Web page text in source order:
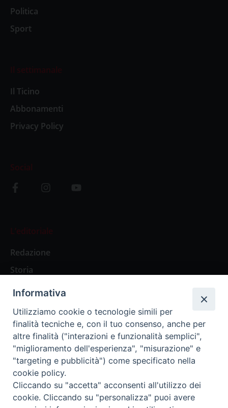
Politica
Sport
Il settimanale
Il Ticino
Abbonamenti
Privacy Policy
Social
L’editoriale
Redazione
Storia
Abbonamenti
Abbonamento Annuale Digitale
Abbonamento Annuale Cartaceo
Abbonamento Singola Copia Digitale
Informativa
Utilizziamo cookie o tecnologie simili per
finalità tecniche e, con il tuo consenso, anche per
altre finalità ("interazioni e funzionalità semplici",
"miglioramento dell'esperienza", "misurazione" e
"targeting e pubblicità") come specificato nella
cookie policy.
Cliccando su "accetta" acconsenti all'utilizzo dei
cookie. Cliccando su "personalizza" puoi avere